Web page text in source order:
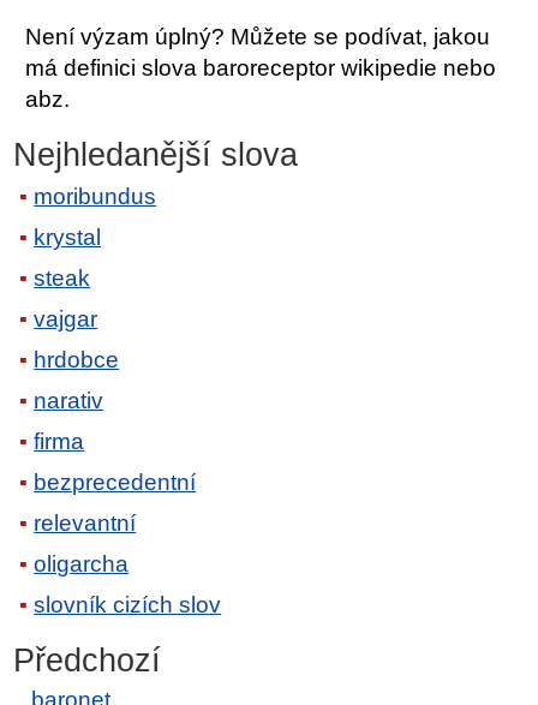
Není výzam úplný? Můžete se podívat, jakou
má definici slova baroreceptor wikipedie nebo
abz.
Nejhledanější slova
moribundus
krystal
steak
vajgar
hrdobce
narativ
firma
bezprecedentní
relevantní
oligarcha
slovník cizích slov
Předchozí